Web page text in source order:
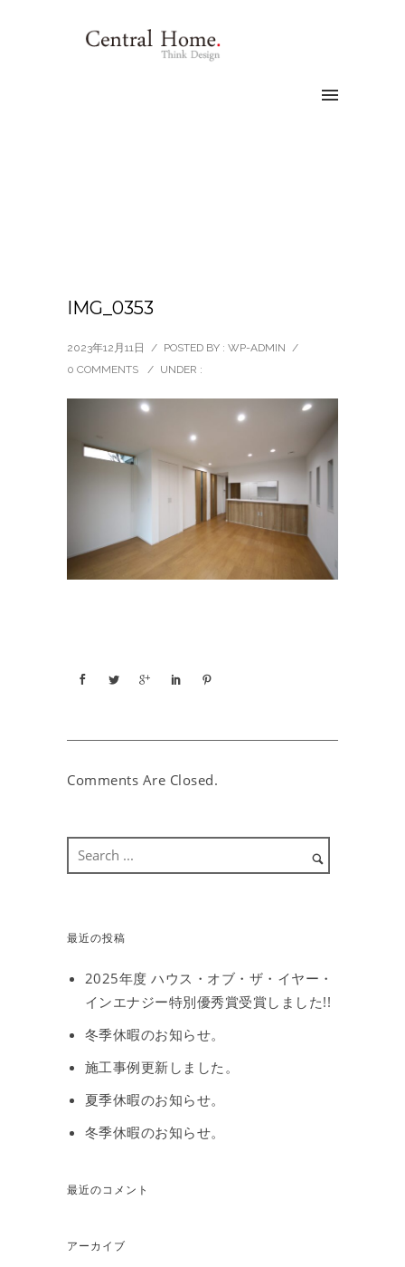
IMG_0353
2023年12月11日 / POSTED BY : WP-ADMIN /
0 COMMENTS
/ UNDER :
Comments Are Closed.
最近の投稿
2025年度 ハウス・オブ・ザ・イヤー・
インエナジー特別優秀賞受賞しました!!
冬季休暇のお知らせ。
施工事例更新しました。
夏季休暇のお知らせ。
冬季休暇のお知らせ。
最近のコメント
アーカイブ